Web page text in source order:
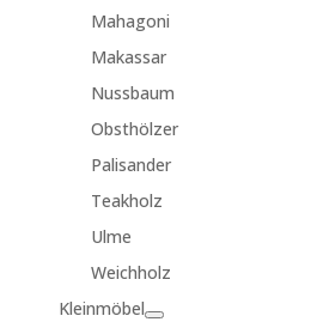
Mahagoni
Makassar
Nussbaum
Obsthölzer
Palisander
Teakholz
Ulme
Weichholz
Kleinmöbel